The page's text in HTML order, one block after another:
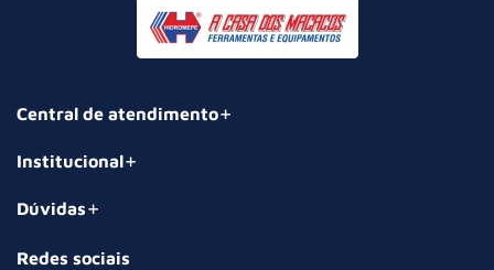
Central de atendimento
Institucional
Dúvidas
Redes sociais